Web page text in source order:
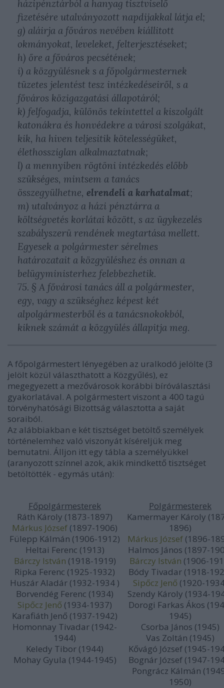
házipénztárból a hanyag tisztviselő
fizetésére utalványozott napdijakkal látja el;
g) aláirja a főváros nevében kiállitott
okmányokat, leveleket, felterjesztéseket;
h) őre a főváros pecsétének;
i) a közgyülésnek s a főpolgármesternek
tüzetes jelentést tesz intézkedéseiről, s a
főváros közigazgatási állapotáról;
k) felfogadja, különös tekintettel a kiszolgált
katonákra és honvédekre a városi szolgákat,
kik, ha hiven teljesitik kötelességüket,
élethossziglan alkalmaztatnak;
l) a mennyiben rögtöni intézkedés előbb
szükséges, mintsem a tanács
összegyülhetne, elrendeli a karhatalmat;
m) utalványoz a házi pénztárra a
költségvetés korlátai között, s az ügykezelés
szabályszerü rendének megtartása mellett.
Egyesek a polgármester sérelmes
határozatait a közgyüléshez és onnan a
belügyministerhez felebbezhetik.
75. § A fővárosi tanács áll a polgármester,
egy, vagy a szükséghez képest két
alpolgármesterből és a tanácsnokokból,
kiknek számát a közgyülés állapitja meg.
A főpolgármestert lényegében az uralkodó jelölte (3
jelölt közül választhatott a Közgyűlés), ez
megegyezett a mezővárosok korábbi bíróválasztási
gyakorlatával. A polgármestert viszont a 400 tagú
törvényhatósági Bizottság választotta a saját
soraiból.
Az alábbiakban e két tisztséget betöltő személyek
történelemhez való viszonyát kíséreljük meg
bemutatni. Álljon itt egy tábla a személyükkel
(aranyozott színnel azok, akik mindkettő tisztséget
betöltötték - egymás után):
Főpolgármesterek
Ráth Károly (1873-1897)
Márkus József (1897-1906)
Fülepp Kálmán (1906-1912)
Heltai Ferenc (1913)
Bárczy István (1918-1919)
Ripka Ferenc (1925-1932)
Huszár Aladár (1932-1934 )
Borvendég Ferenc (1934)
Sipőcz Jenő (1934-1937)
Karafiáth Jenő (1937-1942)
Homonnay Tivadar (1942-
1944)
Keledy Tibor (1944)
Mohay Gyula (1944-1945)
Polgármesterek
Kamermayer Károly
1896)
Márkus József (1896-
Halmos János (1897-
Bárczy István (1906-
Bódy Tivadar (1918-
Sipőcz Jenő (1920-
Szendy Károly (1934-
Dorogi Farkas Ákos
1945)
Csorba János (1945)
Vas Zoltán (1945)
Kővágó József (1945-
Bognár József (1947-
Pongrácz Kálmán
1950)